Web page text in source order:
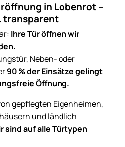
in Lobenrot –
transparent
Ihre Tür öffnen wir
Neben- oder
90 % der Einsätze gelingt
Öffnung.
gepflegten Eigenheimen,
und ländlich
sind auf alle Türtypen